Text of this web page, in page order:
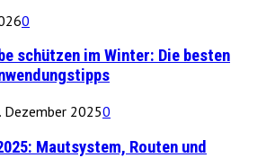
0
schützen im Winter: Die besten
Dezember 20250
Mautsystem, Routen und